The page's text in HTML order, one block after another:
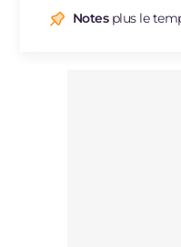
SodiumNotesplus le